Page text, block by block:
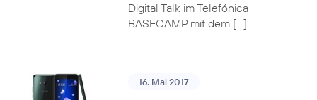
Digital Talk im Telefónica
BASECAMP mit dem […]
16. Mai 2017